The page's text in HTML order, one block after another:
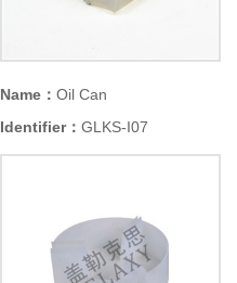
Name： Oil Can
Identifier： GLKS-I07